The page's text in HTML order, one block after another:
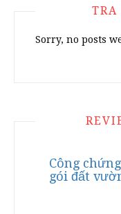
TRA
Sorry, no posts
Công
gói đất